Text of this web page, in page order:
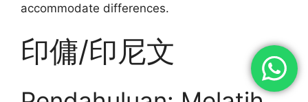
accommodate differences.
印傭/印尼文